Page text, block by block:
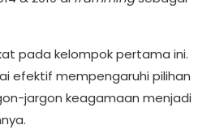
pada kelompok pertama ini.
efektif mempengaruhi pilihan
jargon keagamaan menjadi